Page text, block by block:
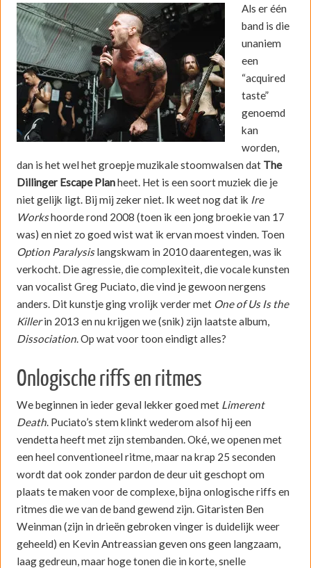
Als er één
band is die
unaniem
een
“acquired
taste”
genoemd
kan
worden,
dan is het wel het groepje muzikale stoomwalsen dat The
Dillinger Escape Planheet. Het is een soort muziek die je
niet gelijk ligt. Bij mij zeker niet. Ik weet nog dat ik Ire
Workshoorde rond 2008 (toen ik een jong broekie van 17
was) en niet zo goed wist wat ik ervan moest vinden. Toen
Option Paralysislangskwam in 2010 daarentegen, was ik
verkocht. Die agressie, die complexiteit, die vocale kunsten
van vocalist Greg Puciato, die vind je gewoon nergens
anders. Dit kunstje ging vrolijk verder met One of Us Is the
Killerin 2013 en nu krijgen we (snik) zijn laatste album,
Dissociation. Op wat voor toon eindigt alles?
Onlogische riffs en ritmes
We beginnen in ieder geval lekker goed met Limerent
Death. Puciato’s stem klinkt wederom alsof hij een
vendetta heeft met zijn stembanden. Oké, we openen met
een heel conventioneel ritme, maar na krap 25 seconden
wordt dat ook zonder pardon de deur uit geschopt om
plaats te maken voor de complexe, bijna onlogische riffs en
ritmes die we van de band gewend zijn. Gitaristen Ben
Weinman (zijn in drieën gebroken vinger is duidelijk weer
geheeld) en Kevin Antreassian geven ons geen langzaam,
laag gedreun, maar hoge tonen die in korte, snelle